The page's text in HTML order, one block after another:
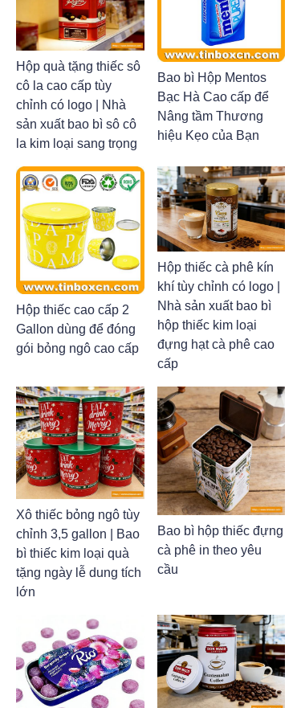
Hộp quà tặng thiếc sô
cô la cao cấp tùy
chỉnh có logo | Nhà
sản xuất bao bì sô cô
la kim loại sang trọng
Bao bì Hộp Mentos
Bạc Hà Cao cấp để
Nâng tầm Thương
hiệu Kẹo của Bạn
Hộp thiếc cao cấp 2
Gallon dùng để đóng
gói bỏng ngô cao cấp
Hộp thiếc cà phê kín
khí tùy chỉnh có logo |
Nhà sản xuất bao bì
hộp thiếc kim loại
đựng hạt cà phê cao
cấp
Xô thiếc bỏng ngô tùy
chỉnh 3,5 gallon | Bao
bì thiếc kim loại quà
tặng ngày lễ dung tích
lớn
Bao bì hộp thiếc đựng
cà phê in theo yêu
cầu